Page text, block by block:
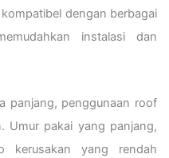
dengan berbagai
instalasi dan
panjang, penggunaan roof
Umur pakai yang panjang,
kerusakan yang rendah